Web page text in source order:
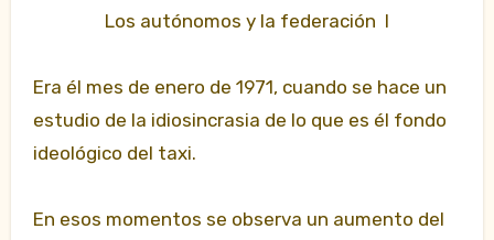
Los autónomos y la federación I
Era él mes de enero de 1971, cuando se hace un
estudio de la idiosincrasia de lo que es él fondo
ideológico del taxi.
En esos momentos se observa un aumento del